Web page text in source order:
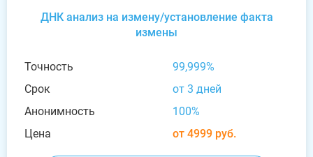
ДНК анализ на измену/установление факта
измены
Точность
99,999%
Срок
от 3 дней
Анонимность
100%
Цена
от 4999 руб.